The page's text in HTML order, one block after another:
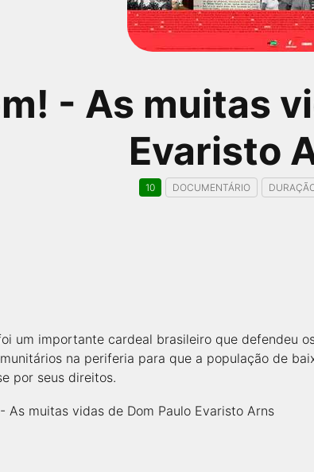
- As muitas
Evaristo
10 DOCUMENTÁRIO
um importante cardeal brasileiro que defendeu
na periferia para que a população de
por seus direitos.
As muitas vidas de Dom Paulo Evaristo Arns